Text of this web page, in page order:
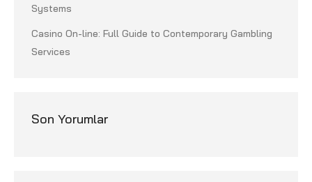
Systems
Casino On-line: Full Guide to Contemporary Gambling
Services
Son Yorumlar